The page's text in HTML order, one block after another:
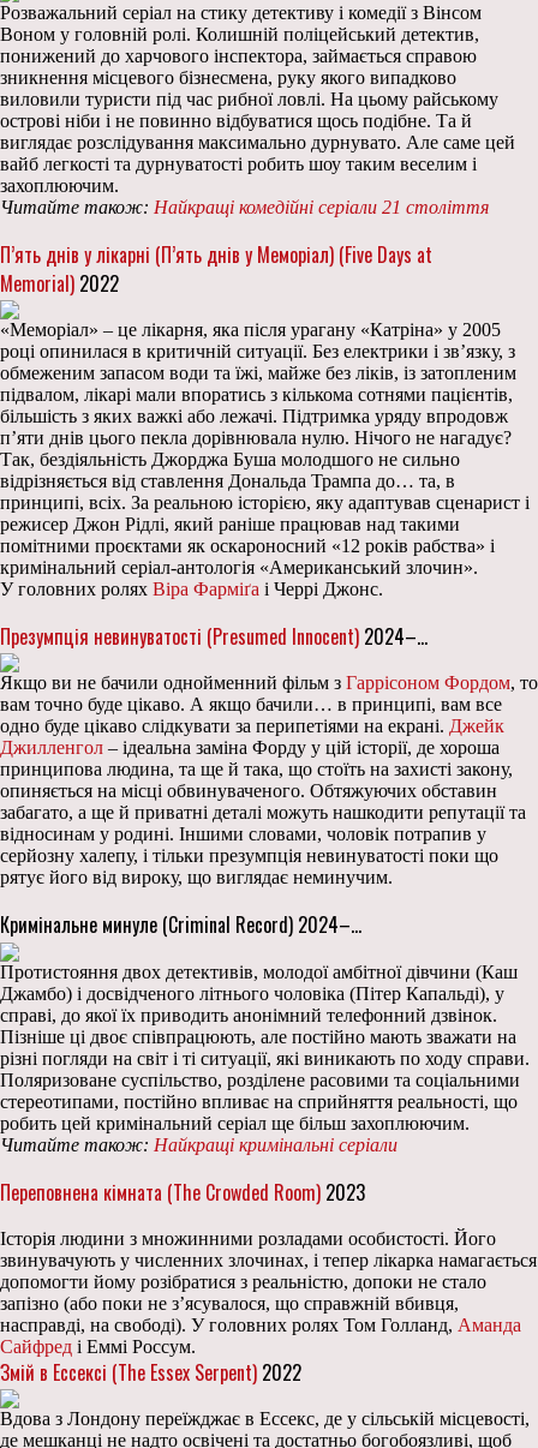
Розважальний серіал на стику детективу і комедії з Вінсом
Воном у головній ролі. Колишній поліцейський детектив,
понижений до харчового інспектора, займається справою
зникнення місцевого бізнесмена, руку якого випадково
виловили туристи під час рибної ловлі. На цьому райському
острові ніби і не повинно відбуватися щось подібне. Та й
виглядає розслідування максимально дурнувато. Але саме цей
вайб легкості та дурнуватості робить шоу таким веселим і
захоплюючим.
Читайте також: Найкращі комедійні серіали 21 століття
П’ять днів у лікарні (П’ять днів у Меморіал) (Five Days at
Memorial) 2022
«Меморіал» – це лікарня, яка після урагану «Катріна» у 2005
році опинилася в критичній ситуації. Без електрики і зв’язку, з
обмеженим запасом води та їжі, майже без ліків, із затопленим
підвалом, лікарі мали впоратись з кількома сотнями пацієнтів,
більшість з яких важкі або лежачі. Підтримка уряду впродовж
п’яти днів цього пекла дорівнювала нулю. Нічого не нагадує?
Так, бездіяльність Джорджа Буша молодшого не сильно
відрізняється від ставлення Дональда Трампа до… та, в
принципі, всіх. За реальною історією, яку адаптував сценарист і
режисер Джон Рідлі, який раніше працював над такими
помітними проєктами як оскароносний «12 років рабства» і
кримінальний серіал-антологія «Американський злочин».
У головних ролях Віра Фарміґа і Черрі Джонс.
Презумпція невинуватості (Presumed Innocent) 2024–…
Якщо ви не бачили однойменний фільм з Гаррісоном Фордом, то
вам точно буде цікаво. А якщо бачили… в принципі, вам все
одно буде цікаво слідкувати за перипетіями на екрані. Джейк
Джилленгол – ідеальна заміна Форду у цій історії, де хороша
принципова людина, та ще й така, що стоїть на захисті закону,
опиняється на місці обвинуваченого. Обтяжуючих обставин
забагато, а ще й приватні деталі можуть нашкодити репутації та
відносинам у родині. Іншими словами, чоловік потрапив у
серйозну халепу, і тільки презумпція невинуватості поки що
рятує його від вироку, що виглядає неминучим.
Кримінальне минуле (Criminal Record) 2024–…
Протистояння двох детективів, молодої амбітної дівчини (Каш
Джамбо) і досвідченого літнього чоловіка (Пітер Капальді), у
справі, до якої їх приводить анонімний телефонний дзвінок.
Пізніше ці двоє співпрацюють, але постійно мають зважати на
різні погляди на світ і ті ситуації, які виникають по ходу справи.
Поляризоване суспільство, розділене расовими та соціальними
стереотипами, постійно впливає на сприйняття реальності, що
робить цей кримінальний серіал ще більш захоплюючим.
Читайте також: Найкращі кримінальні серіали
Переповнена кімната (The Crowded Room) 2023
Історія людини з множинними розладами особистості. Його
звинувачують у численних злочинах, і тепер лікарка намагається
допомогти йому розібратися з реальністю, допоки не стало
запізно (або поки не з’ясувалося, що справжній вбивця,
насправді, на свободі). У головних ролях Том Голланд, Аманда
Сайфред і Еммі Россум.
Змій в Ессексі (The Essex Serpent) 2022
Вдова з Лондону переїжджає в Ессекс, де у сільській місцевості,
де мешканці не надто освічені та достатньо богобоязливі, щоб